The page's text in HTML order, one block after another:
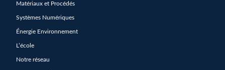
Matériaux et Procédés
Systèmes Numériques
Énergie Environnement
L’école
Notre réseau